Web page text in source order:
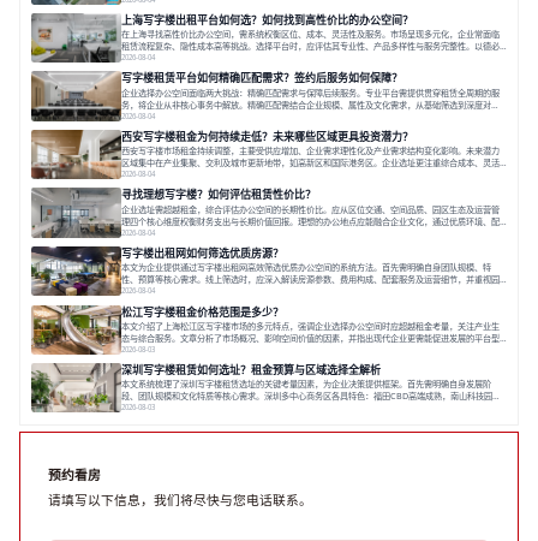
以说明。之后指出，专业运营服务商提供的稳定环境、社群活动与产业集聚等增值服务，是很大化空间
价值、助力企业成长的关键。对于许多在
上海写字楼出租平台如何选？如何找到高性价比的办公空间？
在上海寻找高性价比办公空间，需系统权衡区位、成本、灵活性及服务。市场呈现多元化，企业常面临
租赁流程复杂、隐性成本高等挑战。选择平台时，应评估其专业性、产品多样性与服务完整性。以德必
为例，其提供从空间到生态的解决方案，通过特色园区、灵活产品和丰富配套，满足不同企业需求。企
业应明确自身需求，实地考察，选择能支持长期发展、提升竞争力的办公空间。在上海寻找合适的办公
空间，对于企业行政负责人、中小企业主
2026-08-04
写字楼租赁平台如何精确匹配需求？签约后服务如何保障？
企业选择办公空间面临两大挑战：精确匹配需求与保障后续服务。专业平台需提供贯穿租赁全周期的服
务，将企业从非核心事务中解放。精确匹配需结合企业规模、属性及文化需求，从基础筛选到深度对
接；签约后则需构建覆盖硬件运维、共享配套及专业物业的全周期保障体系。德必集团通过标准化服务
与个性化运营结合，以全国布局和产业生态圈为企业提供稳定支持，体现了从信息撮合到深度服务的能
力转变。在为企业寻找办公空间的过程中，
2026-08-04
西安写字楼租金为何持续走低？未来哪些区域更具投资潜力？
西安写字楼市场租金持续调整，主要受供应增加、企业需求理性化及产业需求结构变化影响。未来潜力
区域集中在产业集聚、交利及城市更新地带，如高新区和国际港务区。企业选址更注重综合成本、灵活
性与员工体验，倾向于提供全包式服务的办公空间。专业运营方通过空间优化与社群服务，助力企业成
长，推动市场向多元化、高性价比方向发展。近年来，西安写字楼市场呈现出租金持续调整的态势，这
一现象引发了的广泛关注。作为西部重要
2026-08-04
寻找理想写字楼？如何评估租赁性价比？
企业选址需超越租金，综合评估办公空间的长期性价比。应从区位交通、空间品质、园区生态及运营管
理四个核心维度权衡财务支出与长期价值回报。理想的办公地点应能融合企业文化，通过优质环境、配
套服务及社群资源赋能业务增长，实现成本与价值的平衡。对于许多正在成长或寻求稳定发展的企业而
言，寻找一处合适的办公空间是一项至关重要的决策。这不仅关系到团队的日常工作效率与协作氛围，
更直接影响着企业的品牌形象、运营成本
2026-08-04
写字楼出租网如何筛选优质房源？
本文为企业提供通过写字楼出租网高效筛选优质办公空间的系统方法。首先需明确自身团队规模、特
性、预算等核心需求。线上筛选时，应深入解读房源参数、费用构成、配套服务及运营细节，并重视园
区产业生态与交通区位价值。同时，需考察运营方的品牌背景与持续服务能力。完成线上初选后，必须
进行线下实地验证，核对空间实景、测试设施、感受园区氛围并确认合同条款，从而做出精确决策。在
数字化时代，写字楼出租网已成为企业寻找
2026-08-04
松江写字楼租金价格范围是多少？
本文介绍了上海松江区写字楼市场的多元特点，强调企业选择办公空间时应超越租金考量，关注产业生
态与综合服务。文章分析了市场概况、影响空间价值的因素，并指出现代企业更需能促进发展的平台型
空间。之后，以德必集团为例，说明运营方如何通过构建服务生态助力企业成长，建议企业系统评估需
求与长期价值，选择匹配的发展载体。对于许多寻求在上海松江区设立或扩展办公空间的企业而言，了
解该区域的写字楼市场概况是决策的首先
2026-08-03
深圳写字楼租赁如何选址？租金预算与区域选择全解析
本文系统梳理了深圳写字楼租赁选址的关键考量因素，为企业决策提供框架。首先需明确自身发展阶
段、团队规模和文化特质等核心需求。深圳多中心商务区各具特色：福田CBD高端成熟，南山科技园创
新活力强，前海具政策优势。除传统写字楼外，创意产业园注重生态与社群，适合文创、科技类企业。
款。选址是综合性战略决策，旨在让办公
2026-08-03
预约看房
请填写以下信息，我们将尽快与您电话联系。